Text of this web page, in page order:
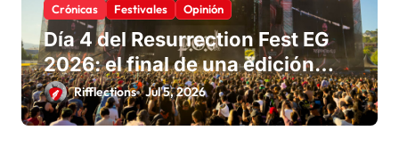
Crónicas Festivales Opinión
Día 4 del Resurrection Fest EG
2026: el final de una edición
para recordar
Rifflections Jul 5, 2026